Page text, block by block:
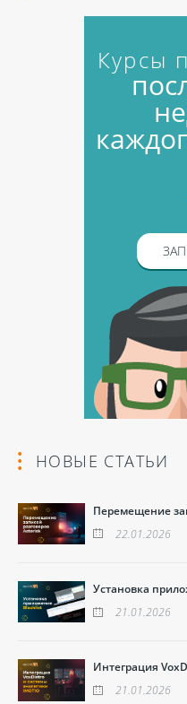
Курсы
НОВЫЕ СТАТЬИ
Перемещение
22.01.2026
Установка
21.01.2026
Интеграция
21.01.2026